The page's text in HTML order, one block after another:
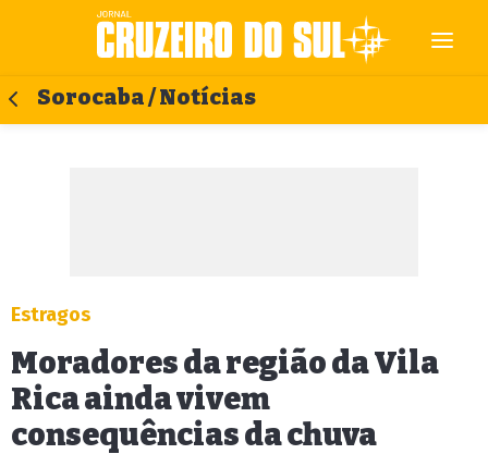
Sorocaba / Notícias
Estragos
Moradores da região da Vila
Rica ainda vivem
consequências da chuva